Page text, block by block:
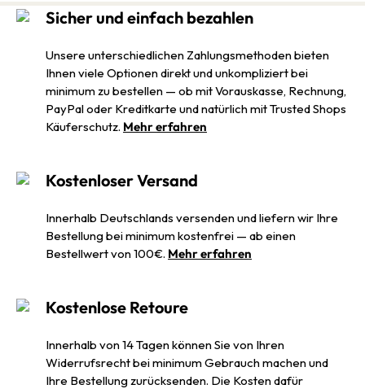
Sicher und einfach bezahlen
Unsere unterschiedlichen Zahlungsmethoden bieten
Ihnen viele Optionen direkt und unkompliziert bei
minimum zu bestellen — ob mit Vorauskasse, Rechnung,
PayPal oder Kreditkarte und natürlich mit Trusted Shops
Käuferschutz. Mehr erfahren
Kostenloser Versand
Innerhalb Deutschlands versenden und liefern wir Ihre
Bestellung bei minimum kostenfrei — ab einen
Bestellwert von 100€. Mehr erfahren
Kostenlose Retoure
Innerhalb von 14 Tagen können Sie von Ihren
Widerrufsrecht bei minimum Gebrauch machen und
Ihre Bestellung zurücksenden. Die Kosten dafür